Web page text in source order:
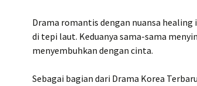
Drama romantis dengan nuansa
di tepi laut. Keduanya sama-sama
menyembuhkan dengan cinta.
Sebagai bagian dari Drama Korea